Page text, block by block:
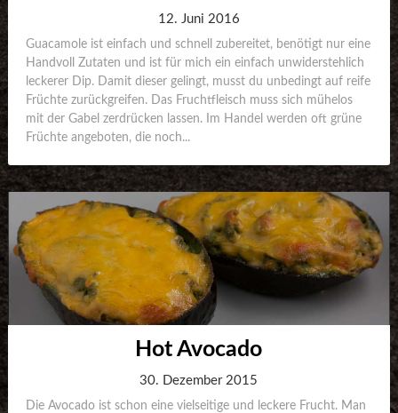
12. Juni 2016
Guacamole ist einfach und schnell zubereitet, benötigt nur eine
Handvoll Zutaten und ist für mich ein einfach unwiderstehlich
leckerer Dip. Damit dieser gelingt, musst du unbedingt auf reife
Früchte zurückgreifen. Das Fruchtfleisch muss sich mühelos
mit der Gabel zerdrücken lassen. Im Handel werden oft grüne
Früchte angeboten, die noch...
Hot Avocado
30. Dezember 2015
Die Avocado ist schon eine vielseitige und leckere Frucht. Man